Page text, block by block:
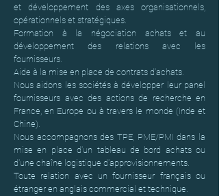
et développement des axes organisationnels,
opérationnels et stratégiques.
Formation à la négociation achats et au
développement des relations avec les
fournisseurs.
Aide à la mise en place de contrats d'achats.
Nous aidons les sociétés à développer leur panel
fournisseurs avec des actions de recherche en
France, en Europe ou à travers le monde (Inde et
Chine).
Nous accompagnons des TPE, PME/PMI dans la
mise en place d'un tableau de bord achats ou
d'une chaîne logistique d'approvisionnements.
Toute relation avec un fournisseur français ou
étranger en anglais commercial et technique.